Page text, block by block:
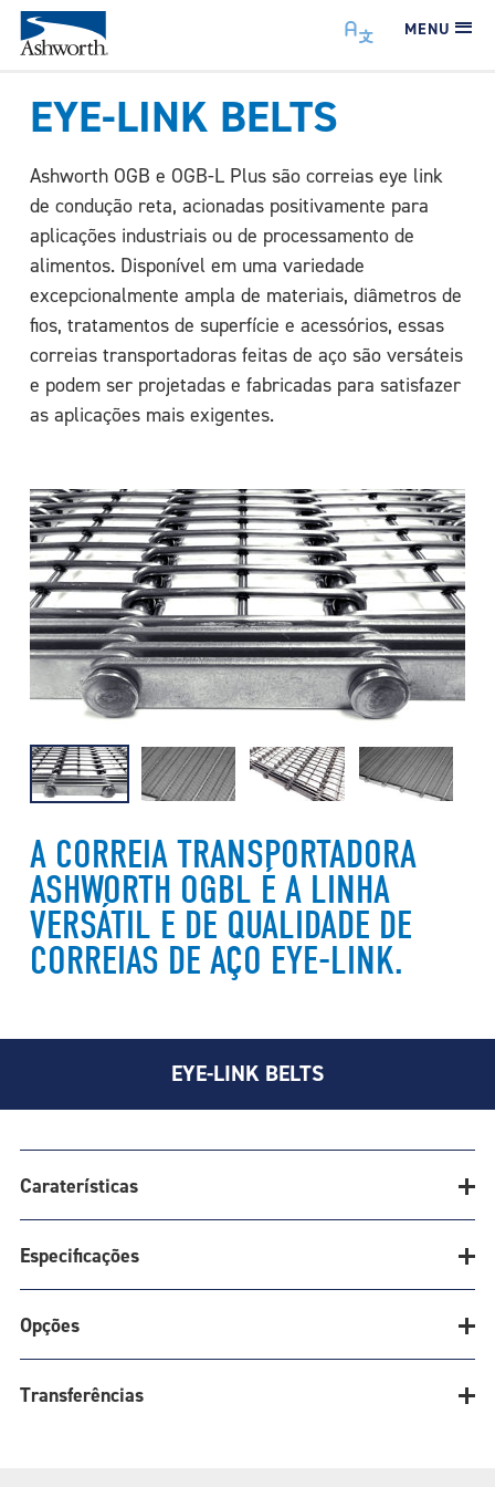
MENU
A CORREIA TRANSPORTADORA
ASHWORTH OGBL É A LINHA
VERSÁTIL E DE QUALIDADE DE
CORREIAS DE AÇO EYE-LINK.
EYE-LINK BELTS
Ashworth OGB e OGB-L Plus são correias eye link
de condução reta, acionadas positivamente para
aplicações industriais ou de processamento de
alimentos. Disponível em uma variedade
excepcionalmente ampla de materiais, diâmetros de
fios, tratamentos de superfície e acessórios, essas
correias transportadoras feitas de aço são versáteis
e podem ser projetadas e fabricadas para satisfazer
as aplicações mais exigentes.
EYE-LINK BELTS
Caraterísticas
A QUALIDADE FAZ A DIFERENÇA
As correias OGBL são naturalmente retas e
proporcionam uma superfície extremamente plana,
Especificações
Especificações
Opções
Transferências